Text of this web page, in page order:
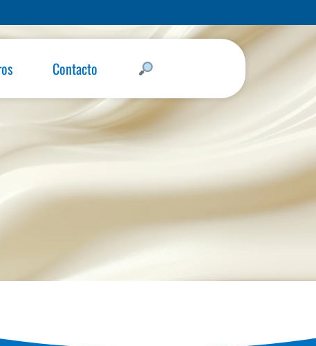
Contacto